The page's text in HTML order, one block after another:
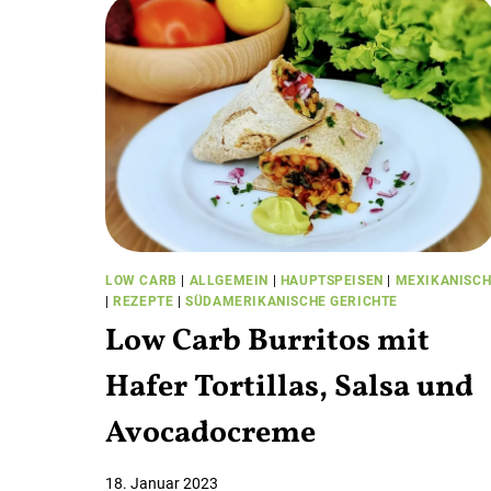
LOW CARB ALLGEMEIN HAUPTSPEISEN
MEXIKANISCH
REZEPTE |SÜDAMERIKANISCHE GERICHTE
Low Carb Burritos mit
Hafer Tortillas, Salsa und
Avocadocreme
Von
18. Januar 2023